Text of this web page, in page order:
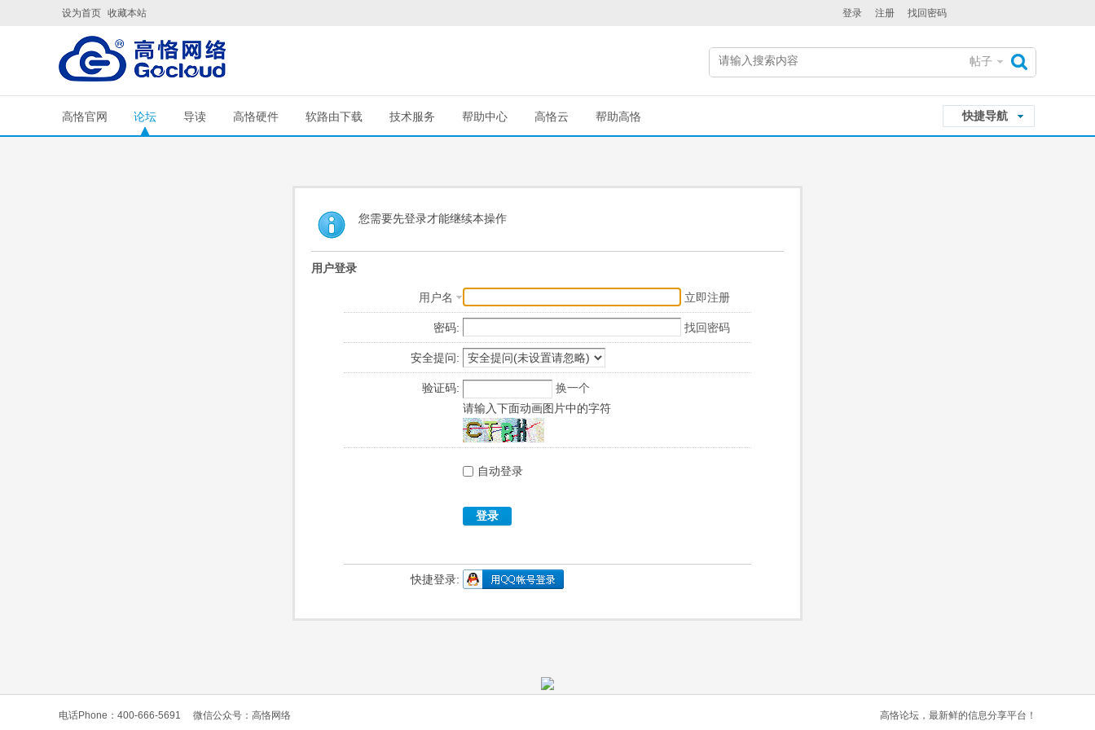
设为首页 收藏本站 登录 注册 找回密码
帖子
快捷导航
高恪官网 论坛 导读 高恪硬件 软路由下载 技术服务 帮助中心 高恪云 帮助高恪
您需要先登录才能继续本操作
用户登录
用户名 立即注册
密码: 找回密码
安全提问:
验证码:
换一个
请输入下面动画图片中的字符
自动登录
登录
快捷登录:
电话Phone：400-666-5691 微信公众号：高恪网络 高恪论坛，最新鲜的信息分享平台！